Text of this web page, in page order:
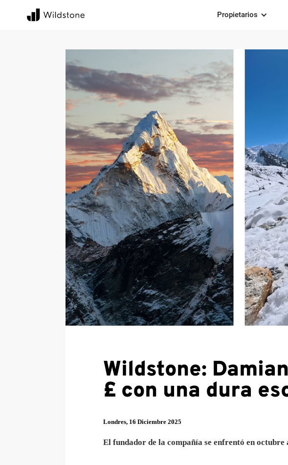
Propietarios
Wildstone:
£ con una dura
Londres, 16 Diciembre 2025
El fundador de la compañía se enfrentó en